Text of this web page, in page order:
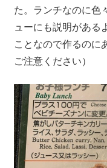
た。ランチなのに色
ューにも説明がある
ことなので作るのに
ご注意ください）